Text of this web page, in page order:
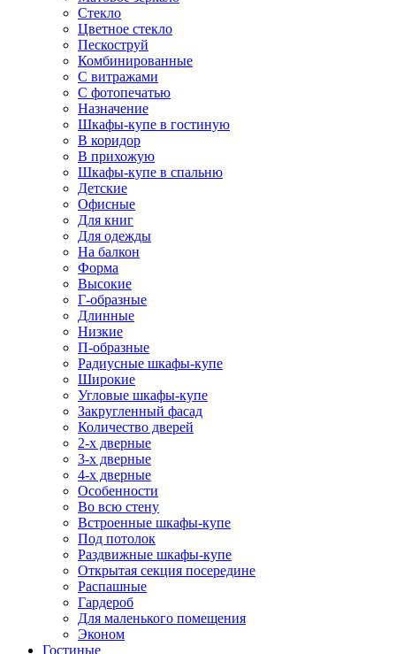
Стекло
Цветное стекло
Пескоструй
Комбинированные
С витражами
С фотопечатью
Назначение
Шкафы-купе в гостиную
В коридор
В прихожую
Шкафы-купе в спальню
Детские
Офисные
Для книг
Для одежды
На балкон
Форма
Высокие
Г-образные
Длинные
Низкие
П-образные
Радиусные шкафы-купе
Широкие
Угловые шкафы-купе
Закругленный фасад
Количество дверей
2-х дверные
3-х дверные
4-х дверные
Особенности
Во всю стену
Встроенные шкафы-купе
Под потолок
Раздвижные шкафы-купе
Открытая секция посередине
Распашные
Гардероб
Для маленького помещения
Эконом
Гостиные